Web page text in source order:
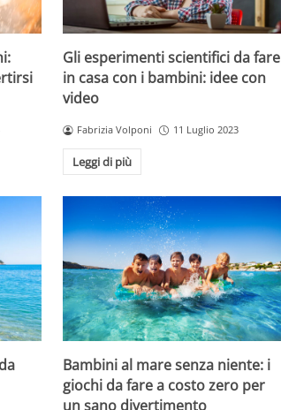
Gli esperimenti scientifici da fare
in casa con i bambini: idee con
video
Fabrizia Volponi 11 Luglio 2023
Leggi di più
Bambini al mare senza niente: i
giochi da fare a costo zero per
un sano divertimento